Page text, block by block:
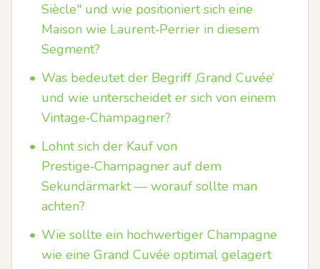
Siècle" und wie positioniert sich eine
Maison wie Laurent‑Perrier in diesem
Segment?
• Was bedeutet der Begriff ‚Grand Cuvée‘
und wie unterscheidet er sich von einem
Vintage‑Champagner?
• Lohnt sich der Kauf von
Prestige‑Champagner auf dem
Sekundärmarkt — worauf sollte man
achten?
• Wie sollte ein hochwertiger Champagne
wie eine Grand Cuvée optimal gelagert